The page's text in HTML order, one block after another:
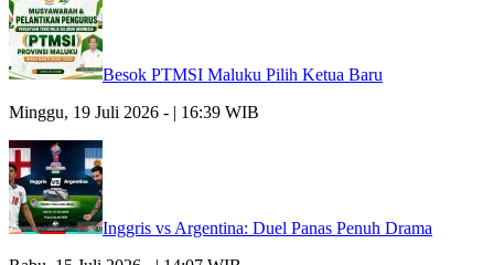
Besok PTMSI Maluku Pilih Ketua Baru
Minggu, 19 Juli 2026 - | 16:39 WIB
Inggris vs Argentina: Duel Panas Penuh Drama